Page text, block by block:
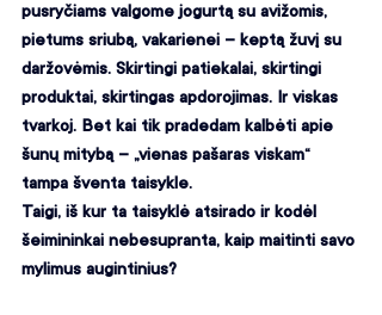
pusryčiams valgome jogurtą su avižomis,
pietums sriubą, vakarienei – keptą žuvį su
daržovėmis. Skirtingi patiekalai, skirtingi
produktai, skirtingas apdorojimas. Ir viskas
tvarkoj. Bet kai tik pradedam kalbėti apie
šunų mitybą – „vienas pašaras viskam“
tampa šventa taisykle.
Taigi, iš kur ta taisyklė atsirado ir kodėl
šeimininkai nebesupranta, kaip maitinti savo
mylimus augintinius?